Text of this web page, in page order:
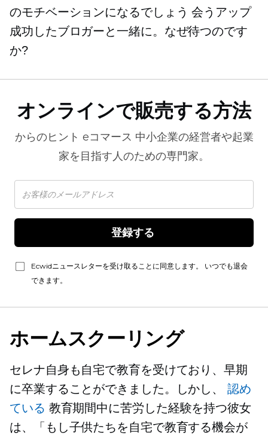
のモチベーションになるでしょう会うアップ
成功したブロガーと一緒に。なぜ待つのです
か?
オンラインで販売する方法
からのヒント eコマース 中小企業の経営者や起業
家を目指す人のための専門家。
Ecwidニュースレターを受け取ることに同意します。 いつでも退会
できます。
ホームスクーリング
セレナ自身も自宅で教育を受けており、早期
に卒業することができました。しかし、認め
ている 教育期間中に苦労した経験を持つ彼女
は、「もし子供たちを自宅で教育する機会が